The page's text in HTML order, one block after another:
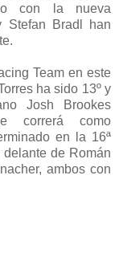
con la nueva
Stefan Bradl han
Team en este
ha sido 13º y
Josh Brookes
correrá como
en la 16ª
de Román
ambos con